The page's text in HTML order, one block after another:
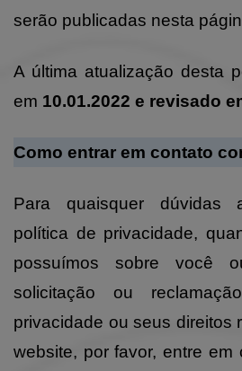
serão publicadas nesta
A última atualização desta
em 10.01.2022 e revisado
Como entrar em contato
Para quaisquer dúvidas
política de privacidade,
possuímos sobre você
solicitação ou
privacidade ou seus direitos
website, por favor, entre em